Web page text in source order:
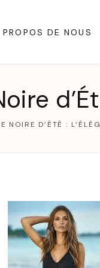
PROPOS DE NOUS
NOIRE D’ÉTÉ :